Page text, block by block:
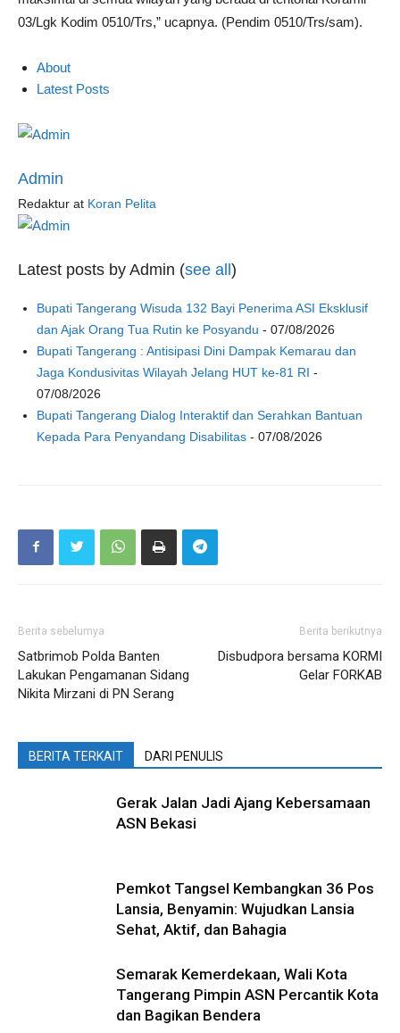
03/Lgk Kodim 0510/Trs,” ucapnya. (Pendim 0510/Trs/sam).
About
Latest Posts
Admin
Redaktur at Koran Pelita
Latest posts by Admin (see all)
Bupati Tangerang Wisuda 132 Bayi Penerima ASI Eksklusif
dan Ajak Orang Tua Rutin ke Posyandu - 07/08/2026
Bupati Tangerang : Antisipasi Dini Dampak Kemarau dan
Jaga Kondusivitas Wilayah Jelang HUT ke-81 RI -
07/08/2026
Bupati Tangerang Dialog Interaktif dan Serahkan Bantuan
Kepada Para Penyandang Disabilitas - 07/08/2026
Berita sebelumya
Satbrimob Polda Banten
Lakukan Pengamanan Sidang
Nikita Mirzani di PN Serang
Berita berikutnya
Disbudpora bersama KORMI
Gelar FORKAB
BERITA TERKAIT DARI PENULIS
Gerak Jalan Jadi Ajang Kebersamaan
ASN Bekasi
Pemkot Tangsel Kembangkan 36 Pos
Lansia, Benyamin: Wujudkan Lansia
Sehat, Aktif, dan Bahagia
Semarak Kemerdekaan, Wali Kota
Tangerang Pimpin ASN Percantik Kota
dan Bagikan Bendera